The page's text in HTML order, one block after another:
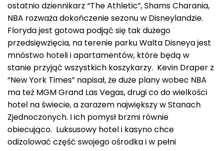
ostatnio dziennikarz “The Athletic”, Shams Charania,
NBA rozważa dokończenie sezonu w Disneylandzie.
Floryda jest gotowa podjąć się tak dużego
przedsięwzięcia, na terenie parku Walta Disneya jest
mnóstwo hoteli i apartamentów, które będą w
stanie przyjąć wszystkich koszykarzy. Kevin Draper z
“New York Times” napisał, że duże plany wobec NBA
ma też MGM Grand Las Vegas, drugi co do wielkości
hotel na świecie, a zarazem największy w Stanach
Zjednoczonych. I ich pomysł brzmi równie
obiecująco. Luksusowy hotel i kasyno chce
odizolować część swojego ośrodka i w pełni